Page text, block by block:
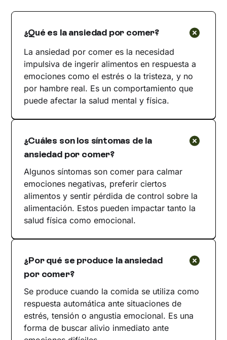
¿Qué es la ansiedad por comer?
La ansiedad por comer es la necesidad
impulsiva de ingerir alimentos en respuesta a
emociones como el estrés o la tristeza, y no
por hambre real. Es un comportamiento que
puede afectar la salud mental y física.
¿Cuáles son los síntomas de la
ansiedad por comer?
Algunos síntomas son comer para calmar
emociones negativas, preferir ciertos
alimentos y sentir pérdida de control sobre la
alimentación. Estos pueden impactar tanto la
salud física como emocional.
¿Por qué se produce la ansiedad
por comer?
Se produce cuando la comida se utiliza como
respuesta automática ante situaciones de
estrés, tensión o angustia emocional. Es una
forma de buscar alivio inmediato ante